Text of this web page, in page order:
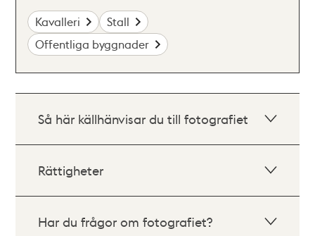
Kavalleri
Stall
Offentliga byggnader
Så här källhänvisar du till fotografiet
Rättigheter
Har du frågor om fotografiet?